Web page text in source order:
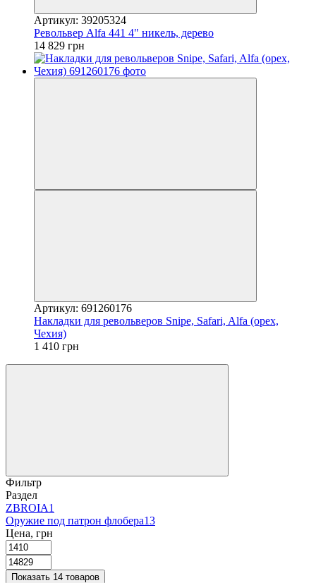
Артикул: 39205324
Револьвер Alfa 441 4" никель, дерево
14 829 грн
Артикул: 691260176
Накладки для револьверов Snipe, Safari, Alfa (орех,
Чехия)
1 410 грн
Фильтр
Раздел
ZBROIA1
Оружие под патрон флобера13
Цена, грн
Показать 14 товаров